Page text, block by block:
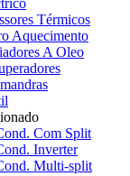
Térmicos
Aquecimento
A Oleo
Com Split
Inverter
Multi-split